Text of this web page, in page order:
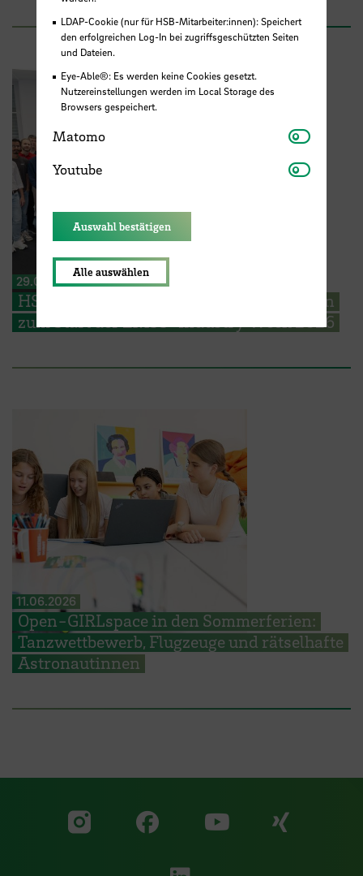
29.06.2026
HSB begrüßt EMSS Studierende aus Polen
zum Start der EMSS-Industry Week 2026
11.06.2026
Open-GIRLspace in den Sommerferien:
Tanzwettbewerb, Flugzeuge und rätselhafte
Astronautinnen
Zu unserer Facebook
Zu
LDAP-Cookie (nur für HSB-Mitarbeiter:innen): Speichert
den erfolgreichen Log-In bei zugriffsgeschützten Seiten
und Dateien.
Eye-Able®: Es werden keine Cookies gesetzt.
Nutzereinstellungen werden im Local Storage des
Browsers gespeichert.
Matomo Matomo
Youtube Youtube
Auswahl bestätigen
Alle auswählen